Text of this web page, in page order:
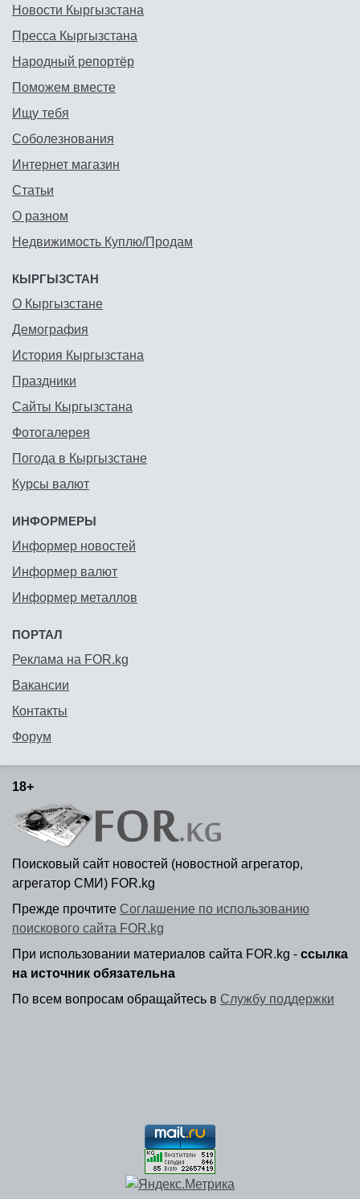
Новости Кыргызстана
Пресса Кыргызстана
Народный репортёр
Поможем вместе
Ищу тебя
Соболезнования
Интернет магазин
Статьи
О разном
Недвижимость Куплю/Продам
КЫРГЫЗСТАН
О Кыргызстане
Демография
История Кыргызстана
Праздники
Сайты Кыргызстана
Фотогалерея
Погода в Кыргызстане
Курсы валют
ИНФОРМЕРЫ
Информер новостей
Информер валют
Информер металлов
ПОРТАЛ
Реклама на FOR.kg
Вакансии
Контакты
Форум
18+
Поисковый сайт новостей (новостной агрегатор,
агрегатор СМИ) FOR.kg
Прежде прочтите Соглашение по использованию
поискового сайта FOR.kg
При использовании материалов сайта FOR.kg - ссылка
на источник обязательна
По всем вопросам обращайтесь в Службу поддержки